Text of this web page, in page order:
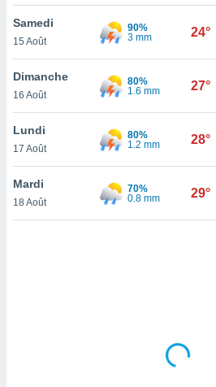
votre
à
en
le
Samedi
15 Août
90%
3 mm
24°
Dimanche
16 Août
80%
1.6 mm
27°
Lundi
17 Août
80%
1.2 mm
28°
Mardi
18 Août
70%
0.8 mm
29°